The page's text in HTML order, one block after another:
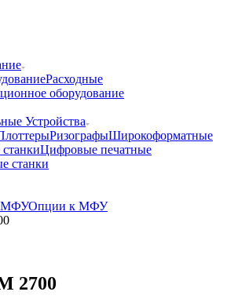
Расходные
оборудование
Устройства
РизографыШирокоформатные
Цифровые печатные
станки
МФУОпции к МФУ
2700